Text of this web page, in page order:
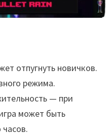
отпугнуть новичков.
режима.
— при
может быть